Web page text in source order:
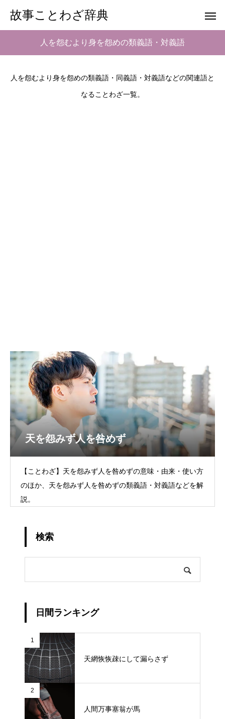
故事ことわざ辞典
人を怨むより身を怨めの類義語・対義語
人を怨むより身を怨めの類義語・同義語・対義語などの関連語と
なることわざ一覧。
天を怨みず人を咎めず
【ことわざ】天を怨みず人を咎めずの意味・由来・使い方
のほか、天を怨みず人を咎めずの類義語・対義語などを解
説。
検索
日間ランキング
1
天網恢恢疎にして漏らさず
2
人間万事塞翁が馬